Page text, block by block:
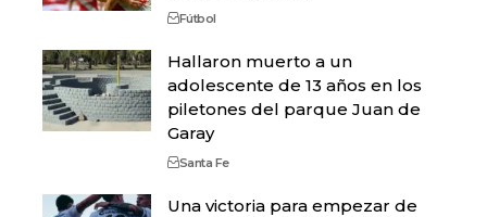
Fútbol
Hallaron muerto a un
adolescente de 13 años en los
piletones del parque Juan de
Garay
Santa Fe
Una victoria para empezar de